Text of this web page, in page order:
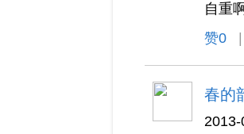
自重
赞0
春的